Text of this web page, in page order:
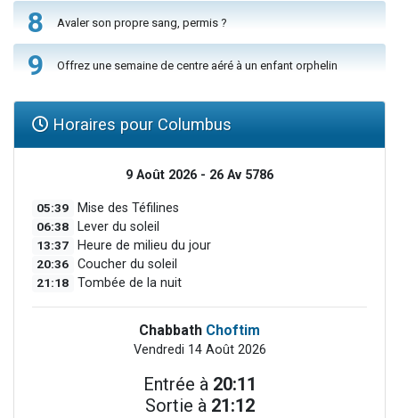
8 Avaler son propre sang, permis ?
9 Offrez une semaine de centre aéré à un enfant orphelin
Horaires pour Columbus
9 Août 2026 - 26 Av 5786
05:39 Mise des Téfilines
06:38 Lever du soleil
13:37 Heure de milieu du jour
20:36 Coucher du soleil
21:18 Tombée de la nuit
Chabbath Choftim
Vendredi 14 Août 2026
Entrée à 20:11
Sortie à 21:12